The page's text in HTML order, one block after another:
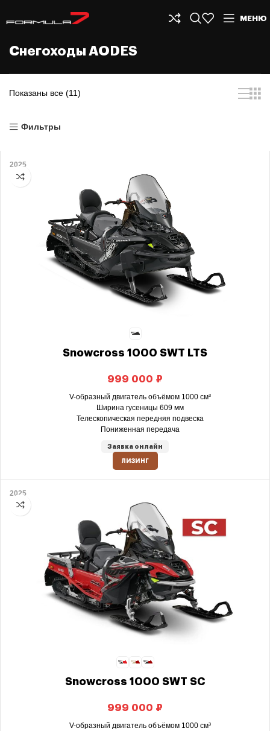
МЕНЮ
Снегоходы AODES
Показаны все (11)
Фильтры
2025
Snowcross 1000 SWT LTS
₽
V-образный двигатель объёмом 1000 см³
Ширина гусеницы 609 мм
Телескопическая передняя подвеска
Пониженная передача
Заявка онлайн
ЛИЗИНГ
2025
Snowcross 1000 SWT SC
₽
V-образный двигатель объёмом 1000 см³